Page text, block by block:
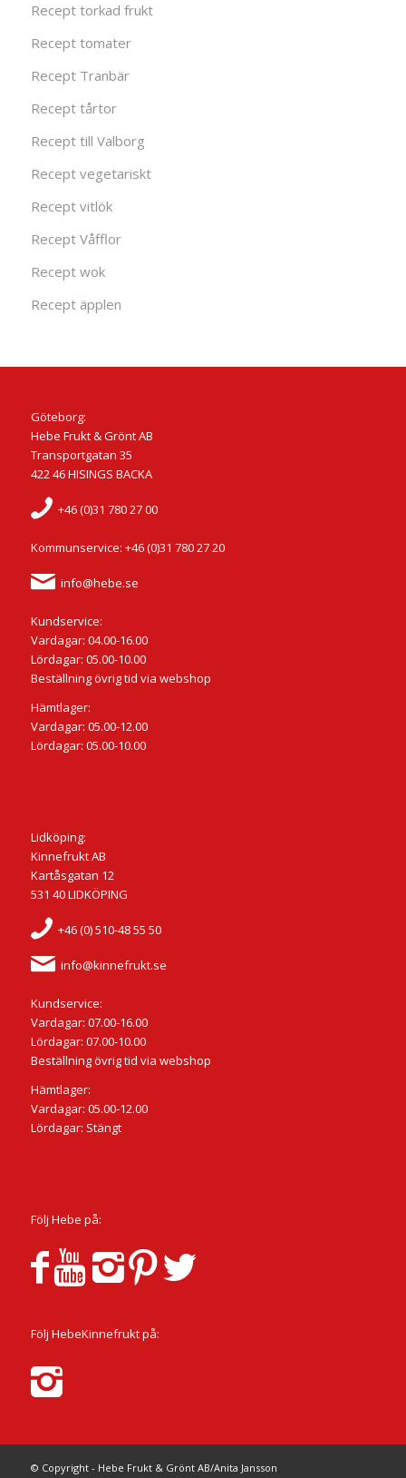
Recept torkad frukt
Recept tomater
Recept Tranbär
Recept tårtor
Recept till Valborg
Recept vegetariskt
Recept vitlök
Recept Våfflor
Recept wok
Recept äpplen
Göteborg:
Hebe Frukt & Grönt AB
Transportgatan 35
422 46 HISINGS BACKA
+46 (0)31 780 27 00
Kommunservice: +46 (0)31 780 27 20
info@hebe.se
Kundservice:
Vardagar: 04.00-16.00
Lördagar: 05.00-10.00
Beställning övrig tid via webshop
Hämtlager:
Vardagar: 05.00-12.00
Lördagar: 05.00-10.00
Lidköping:
Kinnefrukt AB
Kartåsgatan 12
531 40 LIDKÖPING
+46 (0) 510-48 55 50
info@kinnefrukt.se
Kundservice:
Vardagar: 07.00-16.00
Lördagar: 07.00-10.00
Beställning övrig tid via webshop
Hämtlager:
Vardagar: 05.00-12.00
Lördagar: Stängt
Följ Hebe på:
Följ HebeKinnefrukt på:
© Copyright - Hebe Frukt & Grönt AB/Anita Jansson